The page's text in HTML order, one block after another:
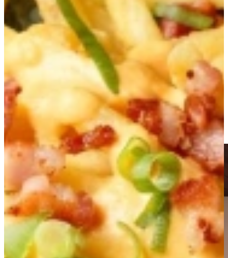
Op onze blog vind je alles, van de nieuwste keukentrends en
stijlinspiratie
totpraktische tips, slimme innovatiesenheerlijke
receptenom in jouw keuken uit te proberen.
Of je nu op zoek bent naar ideeën voor een nieuwe keuken, meer
wilt weten over materialen en stijlen of gewoon zin hebt om lekker
te koken:
hier ontdek je alles wat met de keuken te maken heeft.
Blader door onze inspiratieblogs, ontdek de mooiste keukenstijlen
van dit moment of lees mee met onzeKijkje in de Keuken-verhalen
bij échte klanten. Zo krijg je een goed beeld van wat er allemaal
mogelijk is én hoe jouw droomkeuken werkelijkheid kan worden.
Keukenwarenhuis.nl… daar moet je geweest zijn!